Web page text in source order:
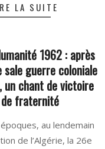
LA SUITE
1962 : après
sale guerre coloniale
un chant de victoire
fraternité
au lendemain
de l’Algérie, la 26e